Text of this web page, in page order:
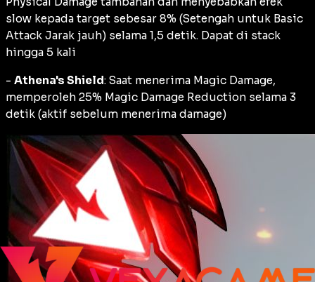
slow kepada target sebesar 8% (Setengah untuk Basic
Attack Jarak jauh) selama 1,5 detik. Dapat di stack
hingga 5 kali
- Athena's Shield: Saat menerima Magic Damage,
memperoleh 25% Magic Damage Reduction selama 3
detik (aktif sebelum menerima damage)